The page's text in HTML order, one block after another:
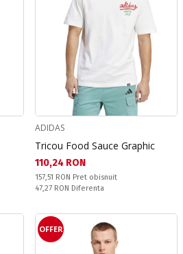
ADIDAS
Tricou Food Sauce Graphic
Текуща цена:
110,24 RON
Pret obisnuit:
157,51 RON Pret obisnuit
Спестявате:
47,27 RON Diferenta
OFFER